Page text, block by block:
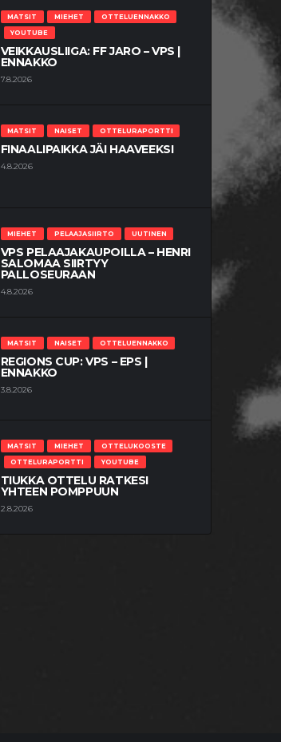
MATSIT MIEHET
OTTELUENNAKKO
YOUTUBE
VEIKKAUSLIIGA: FF JARO – VPS |
ENNAKKO
7.8.2026
MATSIT NAISET OTTELURAPORTTI
FINAALIPAIKKA JÄI HAAVEEKSI
4.8.2026
MIEHET PELAAJASIIRTO UUTINEN
VPS PELAAJAKAUPOILLA – HENRI
SALOMAA SIIRTYY
PALLOSEURAAN
4.8.2026
MATSIT NAISET OTTELUENNAKKO
REGIONS CUP: VPS – EPS |
ENNAKKO
3.8.2026
MATSIT MIEHET
OTTELUKOOSTE
OTTELURAPORTTI
YOUTUBE
TIUKKA OTTELU RATKESI
YHTEEN POMPPUUN
2.8.2026